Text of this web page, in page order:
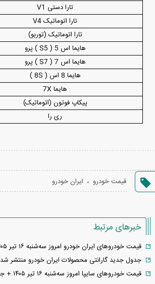
تارا دستی V1
تارا اتوماتیک V4
تارا اتوماتیک (توربو)
هایما اس 5 ( S5 ) پرو
هایما اس 7 ( S7 ) پرو
هایما 8 اس ( 8S )
هایما 7X
پیکاپ فوتون (اتوماتیک)
ری را
قیمت خودرو ، ایران خودرو
خبرهای مرتبط
قیمت خودرو‌های ایران خودرو امروز سه‌شنبه ۱۶ تیر ۱۴۰۵ + جدول
جدول جدید گارانتی محصولات ایران خودرو منتشر شد
قیمت خودرو‌های سایپا امروز سه‌شنبه ۱۶ تیر ۱۴۰۵ + جدول